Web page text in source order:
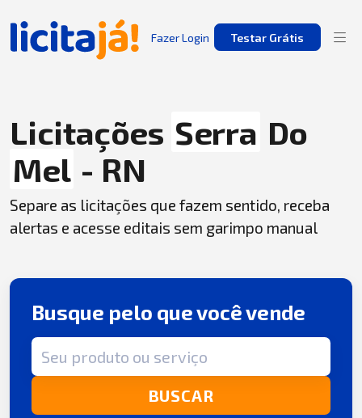
Fazer Login Testar Grátis
Licitações Serra Do
Mel - RN
Separe as licitações que fazem sentido, receba
alertas e acesse editais sem garimpo manual
Busque pelo que você vende
Termo de busca
BUSCAR